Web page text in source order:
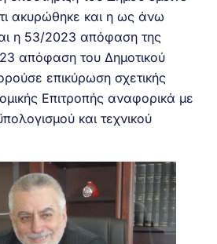
ακυρώθηκε και η ως άνω
η 53/2023 απόφαση της
απόφαση του Δημοτικού
επικύρωση σχετικής
Επιτροπής αναφορικά με
και τεχνικού